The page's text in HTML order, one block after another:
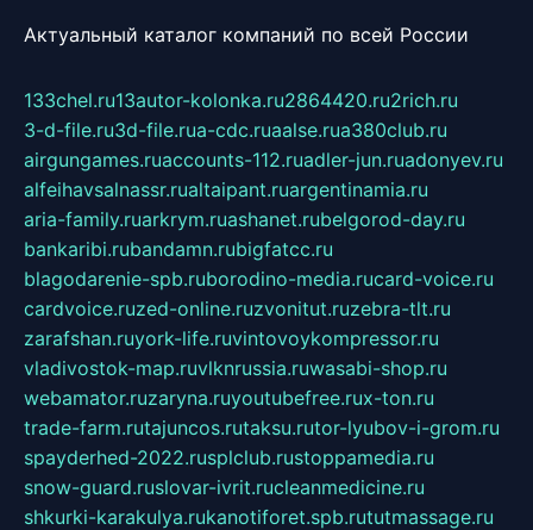
Актуальный каталог компаний по всей России
133chel.ru13autor-kolonka.ru2864420.ru2rich.ru
3-d-file.ru3d-file.rua-cdc.ruaalse.rua380club.ru
airgungames.ruaccounts-112.ruadler-jun.ruadonyev.ru
alfeihavsalnassr.rualtaipant.ruargentinamia.ru
aria-family.ruarkrym.ruashanet.rubelgorod-day.ru
bankaribi.rubandamn.rubigfatcc.ru
blagodarenie-spb.ruborodino-media.rucard-voice.ru
cardvoice.ruzed-online.ruzvonitut.ruzebra-tlt.ru
zarafshan.ruyork-life.ruvintovoykompressor.ru
vladivostok-map.ruvlknrussia.ruwasabi-shop.ru
webamator.ruzaryna.ruyoutubefree.rux-ton.ru
trade-farm.rutajuncos.rutaksu.rutor-lyubov-i-grom.ru
spayderhed-2022.rusplclub.rustoppamedia.ru
snow-guard.ruslovar-ivrit.rucleanmedicine.ru
shkurki-karakulya.rukanotiforet.spb.rututmassage.ru